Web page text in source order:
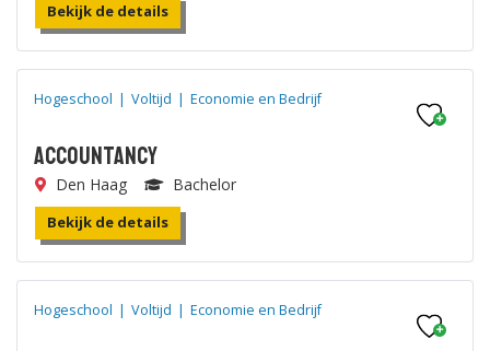
Bekijk de details
Hogeschool | Voltijd | Economie en Bedrijf
Accountancy
Den Haag Bachelor
Bekijk de details
Hogeschool | Voltijd | Economie en Bedrijf